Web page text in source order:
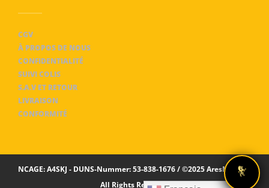
CGV
À PROPOS DE NOUS
CONFIDENTIALITÉ
SUIVI COLIS
S.A.V ET RETOUR
LIVRAISON
CONFORMITÉ
NCAGE: A4SKJ - DUNS-Nummer: 53-838-1676 / ©2025 AresMaxima
All Rights Reserved